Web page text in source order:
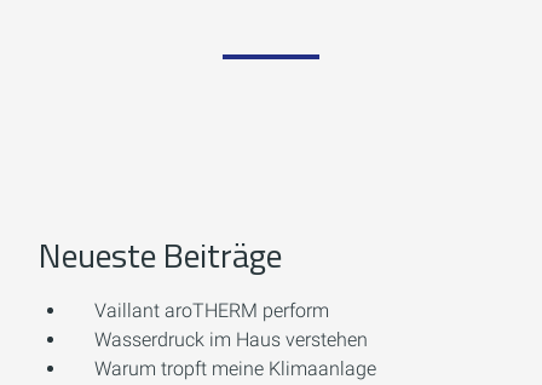
Neueste Beiträge
Vaillant aroTHERM perform
Wasserdruck im Haus verstehen
Warum tropft meine Klimaanlage